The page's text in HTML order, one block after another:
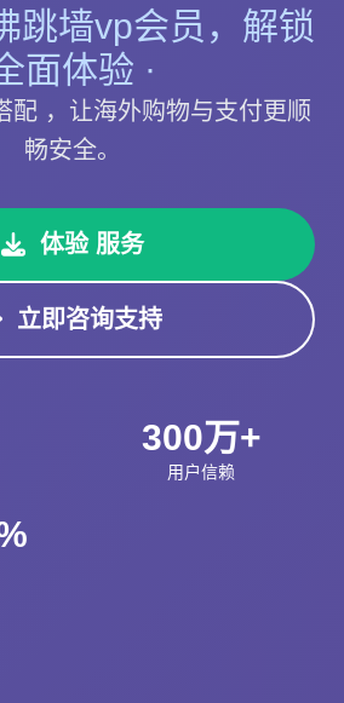
跳墙vp会员，解锁
面体验 ·
配 ，让海外购物与支付更顺
畅安全。
体验 服务
立即咨询支持
300万+
用户信赖